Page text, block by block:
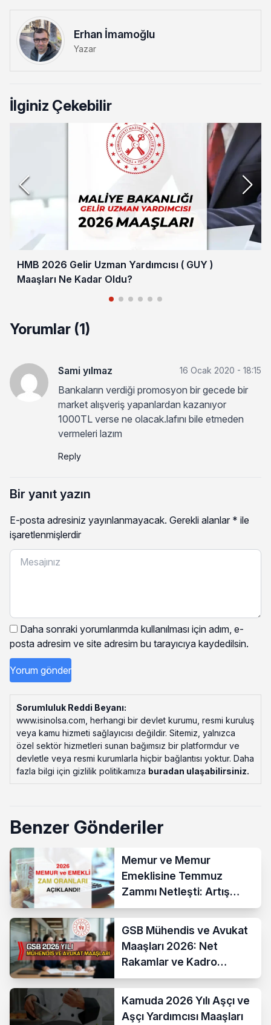
Erhan İmamoğlu
Yazar
İlginiz Çekebilir
HMB 2026 Gelir Uzman Yardımcısı ( GUY )
Maaşları Ne Kadar Oldu?
Yorumlar (1)
Sami yılmaz 16 Ocak 2020 - 18:15
Bankaların verdiği promosyon bir gecede bir
market alışveriş yapanlardan kazanıyor
1000TL verse ne olacak.lafını bile etmeden
vermeleri lazım
Reply
Bir yanıt yazın
E-posta adresiniz yayınlanmayacak. Gerekli alanlar * ile
işaretlenmişlerdir
Daha sonraki yorumlarımda kullanılması için adım, e-
posta adresim ve site adresim bu tarayıcıya kaydedilsin.
Sorumluluk Reddi Beyanı:
www.isinolsa.com, herhangi bir devlet kurumu, resmi kuruluş
veya kamu hizmeti sağlayıcısı değildir. Sitemiz, yalnızca
özel sektör hizmetleri sunan bağımsız bir platformdur ve
devletle veya resmi kurumlarla hiçbir bağlantısı yoktur. Daha
fazla bilgi için gizlilik politikamıza buradan ulaşabilirsiniz.
Benzer Gönderiler
Memur ve Memur
Emeklisine Temmuz
Zammı Netleşti: Artış
Yüzde 13,52 Oldu
GSB Mühendis ve Avukat
Maaşları 2026: Net
Rakamlar ve Kadro
Karşılaştırması
Kamuda 2026 Yılı Aşçı ve
Aşçı Yardımcısı Maaşları